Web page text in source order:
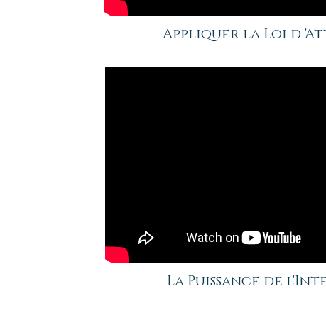
Appliquer la Loi d
La Puissance de